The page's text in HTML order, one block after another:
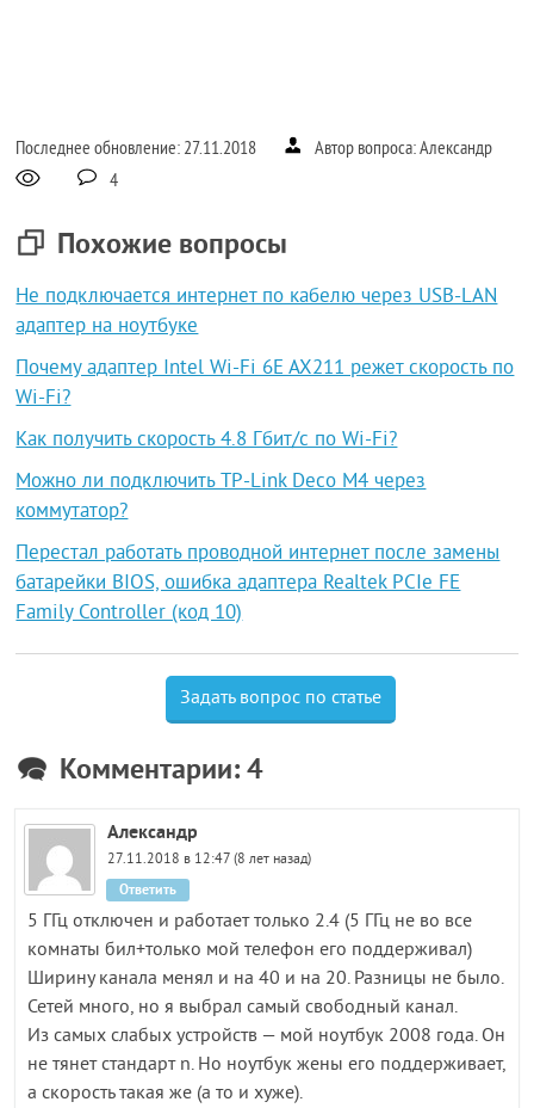
Последнее обновление: 27.11.2018
Автор вопроса: Александр
4
Похожие вопросы
Не подключается интернет по кабелю через USB-LAN
адаптер на ноутбуке
Почему адаптер Intel Wi-Fi 6E AX211 режет скорость по
Wi-Fi?
Как получить скорость 4.8 Гбит/с по Wi-Fi?
Можно ли подключить TP-Link Deco M4 через
коммутатор?
Перестал работать проводной интернет после замены
батарейки BIOS, ошибка адаптера Realtek PCIe FE
Family Controller (код 10)
Задать вопрос по статье
Комментарии: 4
Александр
27.11.2018 в 12:47 (8 лет назад)
5 ГГц отключен и работает только 2.4 (5 ГГц не во все
комнаты бил+только мой телефон его поддерживал)
Ширину канала менял и на 40 и на 20. Разницы не было.
Сетей много, но я выбрал самый свободный канал.
Из самых слабых устройств — мой ноутбук 2008 года. Он
не тянет стандарт n. Но ноутбук жены его поддерживает,
а скорость такая же (а то и хуже).
Ответить